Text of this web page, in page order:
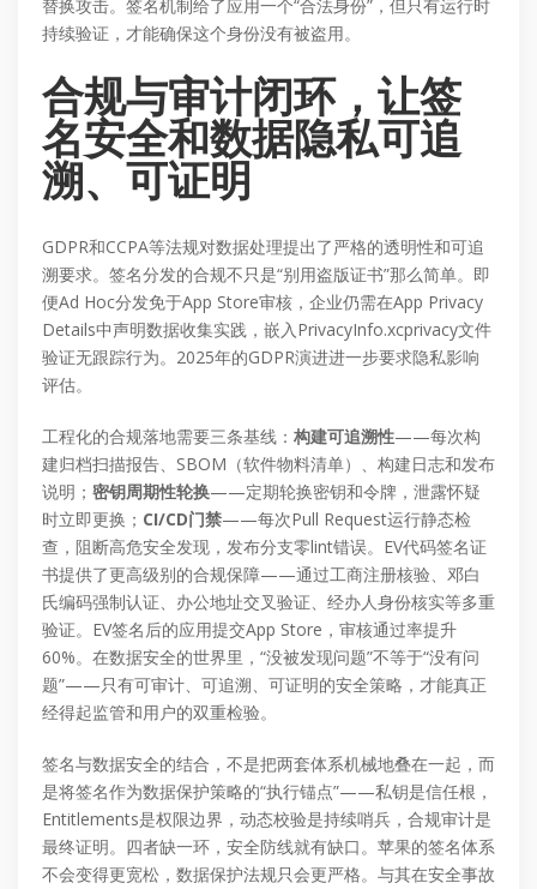
替换攻击。签名机制给了应用一个“合法身份”，但只有运行时
持续验证，才能确保这个身份没有被盗用。
合规与审计闭环，让签
名安全和数据隐私可追
溯、可证明
GDPR和CCPA等法规对数据处理提出了严格的透明性和可追
溯要求。签名分发的合规不只是“别用盗版证书”那么简单。即
便Ad Hoc分发免于App Store审核，企业仍需在App Privacy
Details中声明数据收集实践，嵌入PrivacyInfo.xcprivacy文件
验证无跟踪行为。2025年的GDPR演进进一步要求隐私影响
评估。
工程化的合规落地需要三条基线： 构建可追溯性——每次构
建归档扫描报告、SBOM（软件物料清单）、构建日志和发布
说明； 密钥周期性轮换——定期轮换密钥和令牌，泄露怀疑
时立即更换； CI/CD门禁——每次Pull Request运行静态检
查，阻断高危安全发现，发布分支零lint错误。EV代码签名证
书提供了更高级别的合规保障——通过工商注册核验、邓白
氏编码强制认证、办公地址交叉验证、经办人身份核实等多重
验证。EV签名后的应用提交App Store，审核通过率提升
60%。在数据安全的世界里，“没被发现问题”不等于“没有问
题”——只有可审计、可追溯、可证明的安全策略，才能真正
经得起监管和用户的双重检验。
签名与数据安全的结合，不是把两套体系机械地叠在一起，而
是将签名作为数据保护策略的“执行锚点”——私钥是信任根，
Entitlements是权限边界，动态校验是持续哨兵，合规审计是
最终证明。四者缺一环，安全防线就有缺口。苹果的签名体系
不会变得更宽松，数据保护法规只会更严格。与其在安全事故